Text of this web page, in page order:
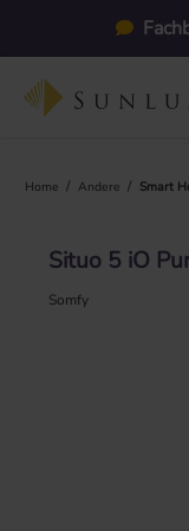
Zum Hauptinhalt springen
Home / Andere / Smart
Situo 5 iO
Somfy